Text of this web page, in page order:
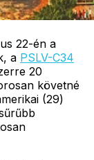
22-én a
a PSLV-C34
20
követné
(29)